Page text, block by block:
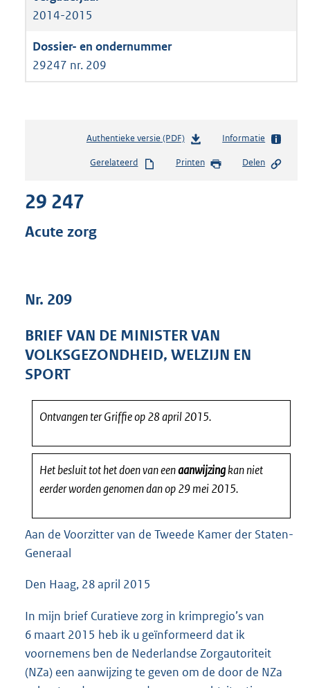
2014-2015
29247 nr. 209
Authentieke versie (PDF)b
s
e
:
K
b
Informatie
Gerelateerd Printen Delen
29 247
Acute zorg
Nr. 209
BRIEF VAN DE MINISTER VAN
VOLKSGEZONDHEID, WELZIJN EN
SPORT
Ontvangen ter Griffie op 28 april 2015.
Het besluit tot het doen van eenaanwijzingkan niet
eerder worden genomen dan op 29 mei 2015.
Aan de Voorzitter van de Tweede Kamer der Staten-
Generaal
Den Haag, 28 april 2015
In mijn brief Curatieve zorg in krimpregio’s van
6 maart 2015 heb ik u geïnformeerd dat ik
voornemens ben de Nederlandse Zorgautoriteit
(NZa) een aanwijzing te geven om de door de NZa